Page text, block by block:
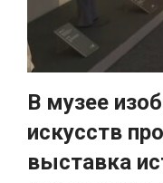
В музее
искусств
выставка